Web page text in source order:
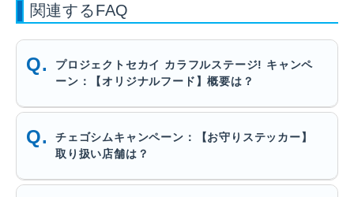
関連するFAQ
プロジェクトセカイ カラフルステージ! キャンペ
ーン：【オリジナルフード】概要は？
チェゴシムキャンペーン：【お守りステッカー】
取り扱い店舗は？